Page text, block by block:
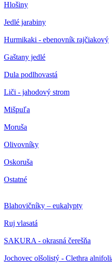
Hlošiny
Jedlé jarabiny
Hurmikaki - ebenovník rajčiakový
Gaštany jedlé
Dula podlhovastá
Liči - jahodový strom
Mišpuľa
Moruša
Olivovníky
Oskoruša
Ostatné
Blahovičníky – eukalypty
Ruj vlasatá
SAKURA - okrasná čerešňa
Jochovec olšolistý - Clethra